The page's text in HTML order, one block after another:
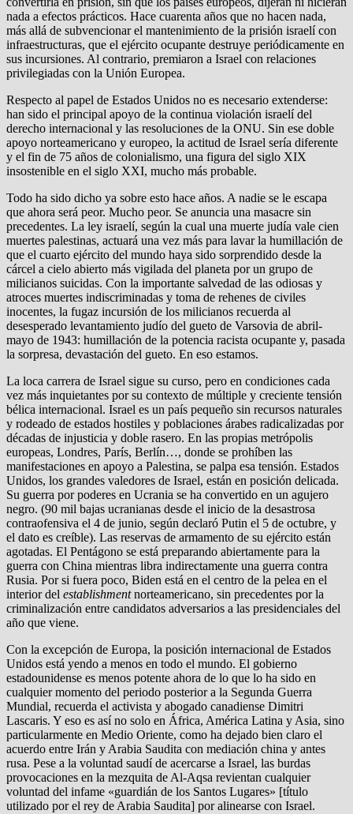
nada a efectos prácticos. Hace cuarenta años que no hacen nada,
más allá de subvencionar el mantenimiento de la prisión israelí con
infraestructuras, que el ejército ocupante destruye periódicamente en
sus incursiones. Al contrario, premiaron a Israel con relaciones
privilegiadas con la Unión Europea.
Respecto al papel de Estados Unidos no es necesario extenderse:
han sido el principal apoyo de la continua violación israelí del
derecho internacional y las resoluciones de la ONU. Sin ese doble
apoyo norteamericano y europeo, la actitud de Israel sería diferente
y el fin de 75 años de colonialismo, una figura del siglo XIX
insostenible en el siglo XXI, mucho más probable.
Todo ha sido dicho ya sobre esto hace años. A nadie se le escapa
que ahora será peor. Mucho peor. Se anuncia una masacre sin
precedentes. La ley israelí, según la cual una muerte judía vale cien
muertes palestinas, actuará una vez más para lavar la humillación de
que el cuarto ejército del mundo haya sido sorprendido desde la
cárcel a cielo abierto más vigilada del planeta por un grupo de
milicianos suicidas. Con la importante salvedad de las odiosas y
atroces muertes indiscriminadas y toma de rehenes de civiles
inocentes, la fugaz incursión de los milicianos recuerda al
desesperado levantamiento judío del gueto de Varsovia de abril-
mayo de 1943: humillación de la potencia racista ocupante y, pasada
la sorpresa, devastación del gueto. En eso estamos.
La loca carrera de Israel sigue su curso, pero en condiciones cada
vez más inquietantes por su contexto de múltiple y creciente tensión
bélica internacional. Israel es un país pequeño sin recursos naturales
y rodeado de estados hostiles y poblaciones árabes radicalizadas por
décadas de injusticia y doble rasero. En las propias metrópolis
europeas, Londres, París, Berlín…, donde se prohíben las
manifestaciones en apoyo a Palestina, se palpa esa tensión. Estados
Unidos, los grandes valedores de Israel, están en posición delicada.
Su guerra por poderes en Ucrania se ha convertido en un agujero
negro. (90 mil bajas ucranianas desde el inicio de la desastrosa
contraofensiva el 4 de junio, según declaró Putin el 5 de octubre, y
el dato es creíble). Las reservas de armamento de su ejército están
agotadas. El Pentágono se está preparando abiertamente para la
guerra con China mientras libra indirectamente una guerra contra
Rusia. Por si fuera poco, Biden está en el centro de la pelea en el
interior del establishmentnorteamericano, sin precedentes por la
criminalización entre candidatos adversarios a las presidenciales del
año que viene.
Con la excepción de Europa, la posición internacional de Estados
Unidos está yendo a menos en todo el mundo. El gobierno
estadounidense es menos potente ahora de lo que lo ha sido en
cualquier momento del periodo posterior a la Segunda Guerra
Mundial, recuerda el activista y abogado canadiense Dimitri
Lascaris. Y eso es así no solo en África, América Latina y Asia, sino
particularmente en Medio Oriente, como ha dejado bien claro el
acuerdo entre Irán y Arabia Saudita con mediación china y antes
rusa. Pese a la voluntad saudí de acercarse a Israel, las burdas
provocaciones en la mezquita de Al-Aqsa revientan cualquier
voluntad del infame «guardián de los Santos Lugares» [título
utilizado por el rey de Arabia Saudita] por alinearse con Israel.